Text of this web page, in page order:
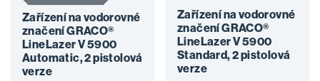
Zařízení na vodorovné
značení GRACO®
LineLazer V 5900
Automatic, 2 pistolová
verze
Zařízení na vodorovné
značení GRACO®
LineLazer V 5900
Standard, 2 pistolová
verze